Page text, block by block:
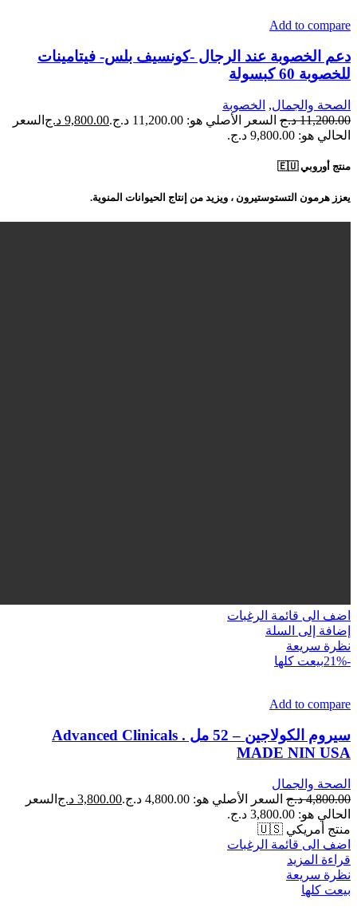
Add to compare
دعم الخصوبة عند الرجال -كونسيف بلس- فيتامينات
للخصوبة 60 كبسولة
الصحة والجمال, الخصوبة
11,200.00 د.ج السعر الأصلي هو: 11,200.00 د.ج. 9,800.00 د.ج السعر
الحالي هو: 9,800.00 د.ج.
منتج أوروبي 🇪🇺
يعزز هرمون التستوستيرون ، ويزيد من إنتاج الحيوانات المنوية.
اضف الى قائمة الرغبات
إضافة إلى السلة
نظرة سريعة
-21%
بيعت كلها
Add to compare
سيروم الكولاجين – 52 مل . Advanced Clinicals
MADE NIN USA
الصحة والجمال
4,800.00 د.ج السعر الأصلي هو: 4,800.00 د.ج. 3,800.00 د.ج السعر
الحالي هو: 3,800.00 د.ج.
منتج أمريكي 🇺🇸
اضف الى قائمة الرغبات
قراءة المزيد
نظرة سريعة
بيعت كلها